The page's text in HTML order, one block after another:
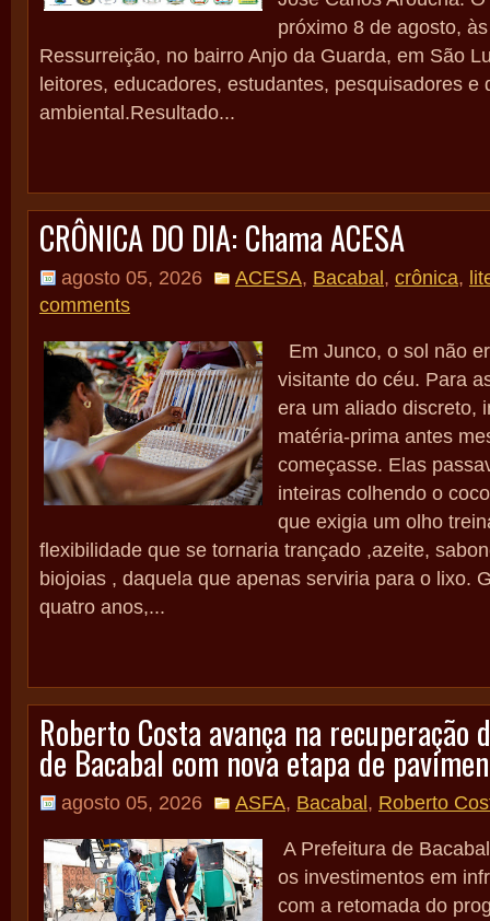
próximo 8 de agosto,
Ressurreição, no bairro Anjo da Guarda, em São
leitores, educadores, estudantes, pesquisadores e
ambiental.Resultado...
CRÔNICA DO DIA: Chama ACESA
agosto 05, 2026 ACESA, Bacabal, crônica,
comments
Em Junco, o sol não
visitante do céu. Para
era um aliado discreto,
matéria-prima antes
começasse. Elas
inteiras colhendo o
que exigia um olho
flexibilidade que se tornaria trançado ,azeite,
biojoias , daquela que apenas serviria para o lixo.
quatro anos,...
Roberto Costa avança na recuperação
de Bacabal com nova etapa de
agosto 05, 2026 ASFA, Bacabal, Roberto
A Prefeitura de
os investimentos em
com a retomada do